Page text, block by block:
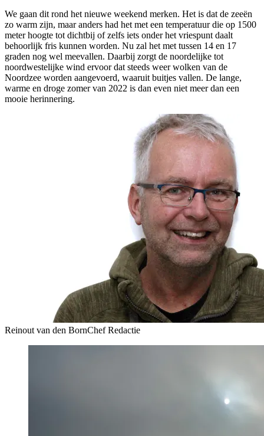
We gaan dit rond het nieuwe weekend merken. Het is dat de zeeën
zo warm zijn, maar anders had het met een temperatuur die op 1500
meter hoogte tot dichtbij of zelfs iets onder het vriespunt daalt
behoorlijk fris kunnen worden. Nu zal het met tussen 14 en 17
graden nog wel meevallen. Daarbij zorgt de noordelijke tot
noordwestelijke wind ervoor dat steeds weer wolken van de
Noordzee worden aangevoerd, waaruit buitjes vallen. De lange,
warme en droge zomer van 2022 is dan even niet meer dan een
mooie herinnering.
Reinout van den BornChef Redactie